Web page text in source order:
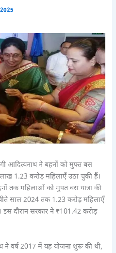
आदित्यनाथ ने बहनों को मुफ्त बस
लाख 1.23 करोड़ महिलाएँ उठा चुकी हैं।
तक महिलाओं को मुफ्त बस यात्रा की
साल 2024 तक 1.23 करोड़ महिलाएँ
इस दौरान सरकार ने ₹101.42 करोड़
ने वर्ष 2017 में यह योजना शुरू की थी,